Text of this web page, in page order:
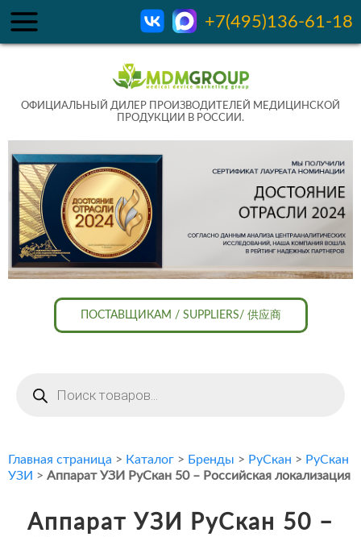
+7(495)136-61-18
ОФИЦИАЛЬНЫЙ ДИЛЕР ПРОИЗВОДИТЕЛЕЙ МЕДИЦИНСКОЙ
ПРОДУКЦИИ В РОССИИ.
ПОСТАВЩИКАМ / SUPPLIERS/ 供应商
товаров
Главная страница > Каталог > Бренды > РуСкан > РуСкан
УЗИ > Аппарат УЗИ РуСкан 50 – Российская локализация
Аппарат УЗИ РуСкан 50 –